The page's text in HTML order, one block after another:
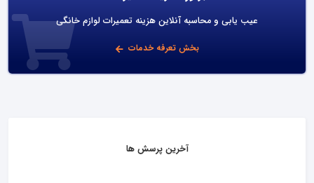
عیب یابی و محاسبه آنلاین هزینه تعمیرات لوازم خانگی
بخش تعرفه خدمات
آخرین پرسش ها